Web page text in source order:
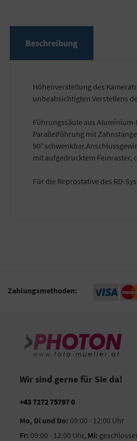
Beschreibung
Höhenverstellung des
unbeabsichtigten Verstellens
Führungssäule aus
Parallelführung mit
90°
mit aufgedrucktem Feinraster,
Für die Reprostative des RD-
Zahlungsmethoden:
Wir sind gerne für Sie da!
+43 7272 75797 0
Mo, Di und Do: 09:00 - 12:00 Uhr
Fr: 09:00 - 12:00 Uhr, Mi: